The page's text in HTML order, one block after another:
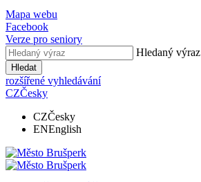
Mapa webu
Facebook
Verze pro seniory
Hledaný výraz
Hledat
rozšířené vyhledávání
CZČesky
CZČesky
ENEnglish